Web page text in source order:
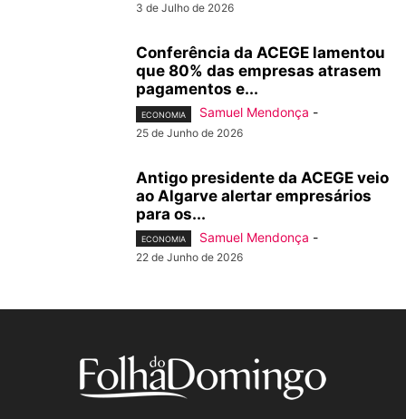
3 de Julho de 2026
Conferência da ACEGE lamentou
que 80% das empresas atrasem
pagamentos e...
ECONOMIA Samuel Mendonça -
25 de Junho de 2026
Antigo presidente da ACEGE veio
ao Algarve alertar empresários
para os...
ECONOMIA Samuel Mendonça -
22 de Junho de 2026